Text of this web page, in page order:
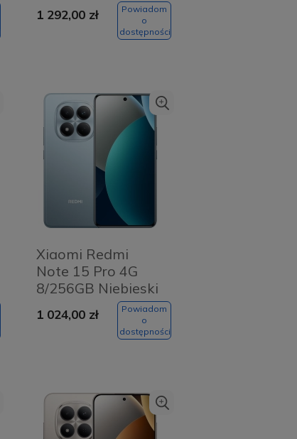
Niebieski - Glacier
Blue
1 292,00 zł
Powiadom
o
dostępności
Xiaomi Redmi
Note 15 Pro 4G
8/256GB Niebieski
- Glacier Blue
1 024,00 zł
Powiadom
o
dostępności